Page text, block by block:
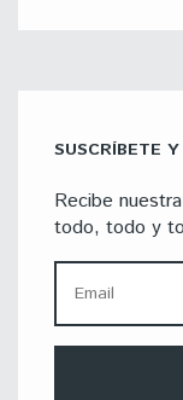
SUSCRÍBETE
Recibe
todo, todo y